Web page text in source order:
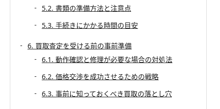
5.2. 書類の準備方法と注意点
5.3. 手続きにかかる時間の目安
6. 買取査定を受ける前の事前準備
6.1. 動作確認と修理が必要な場合の対処法
6.2. 価格交渉を成功させるための戦略
6.3. 事前に知っておくべき買取の落とし穴